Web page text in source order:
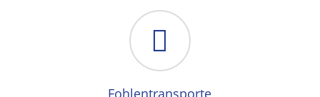
Fohlentransporte